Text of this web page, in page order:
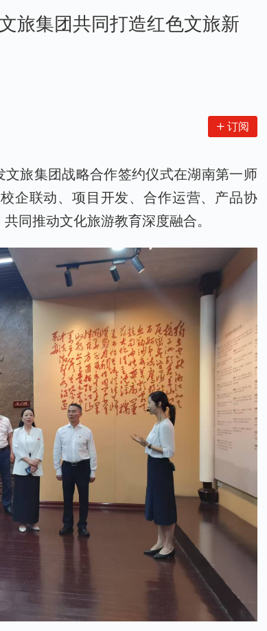
旅集团共同打造红色文旅新
订阅
旅集团战略合作签约仪式在湖南第一师
企联动、项目开发、合作运营、产品协
同推动文化旅游教育深度融合。